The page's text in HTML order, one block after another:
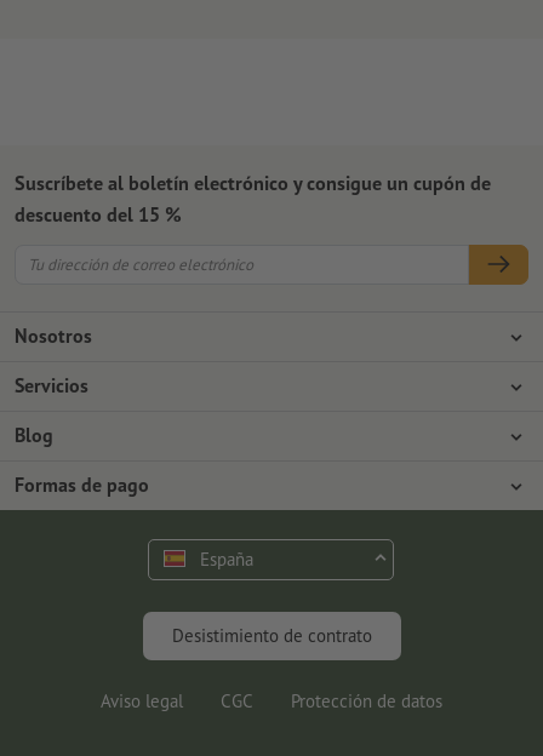
Nosotros
Empresa
Protección del medio ambiente
Servicios
Formas de pago
Programa Premium
Blog
Tutoriales de Photoshop
Fuentes y Herramientas
Formas de pago
Suscríbete al boletín electrónico y consigue un cupón de
descuento del 15 %
España
Desistimiento de contrato
Aviso legal CGC Protección de datos